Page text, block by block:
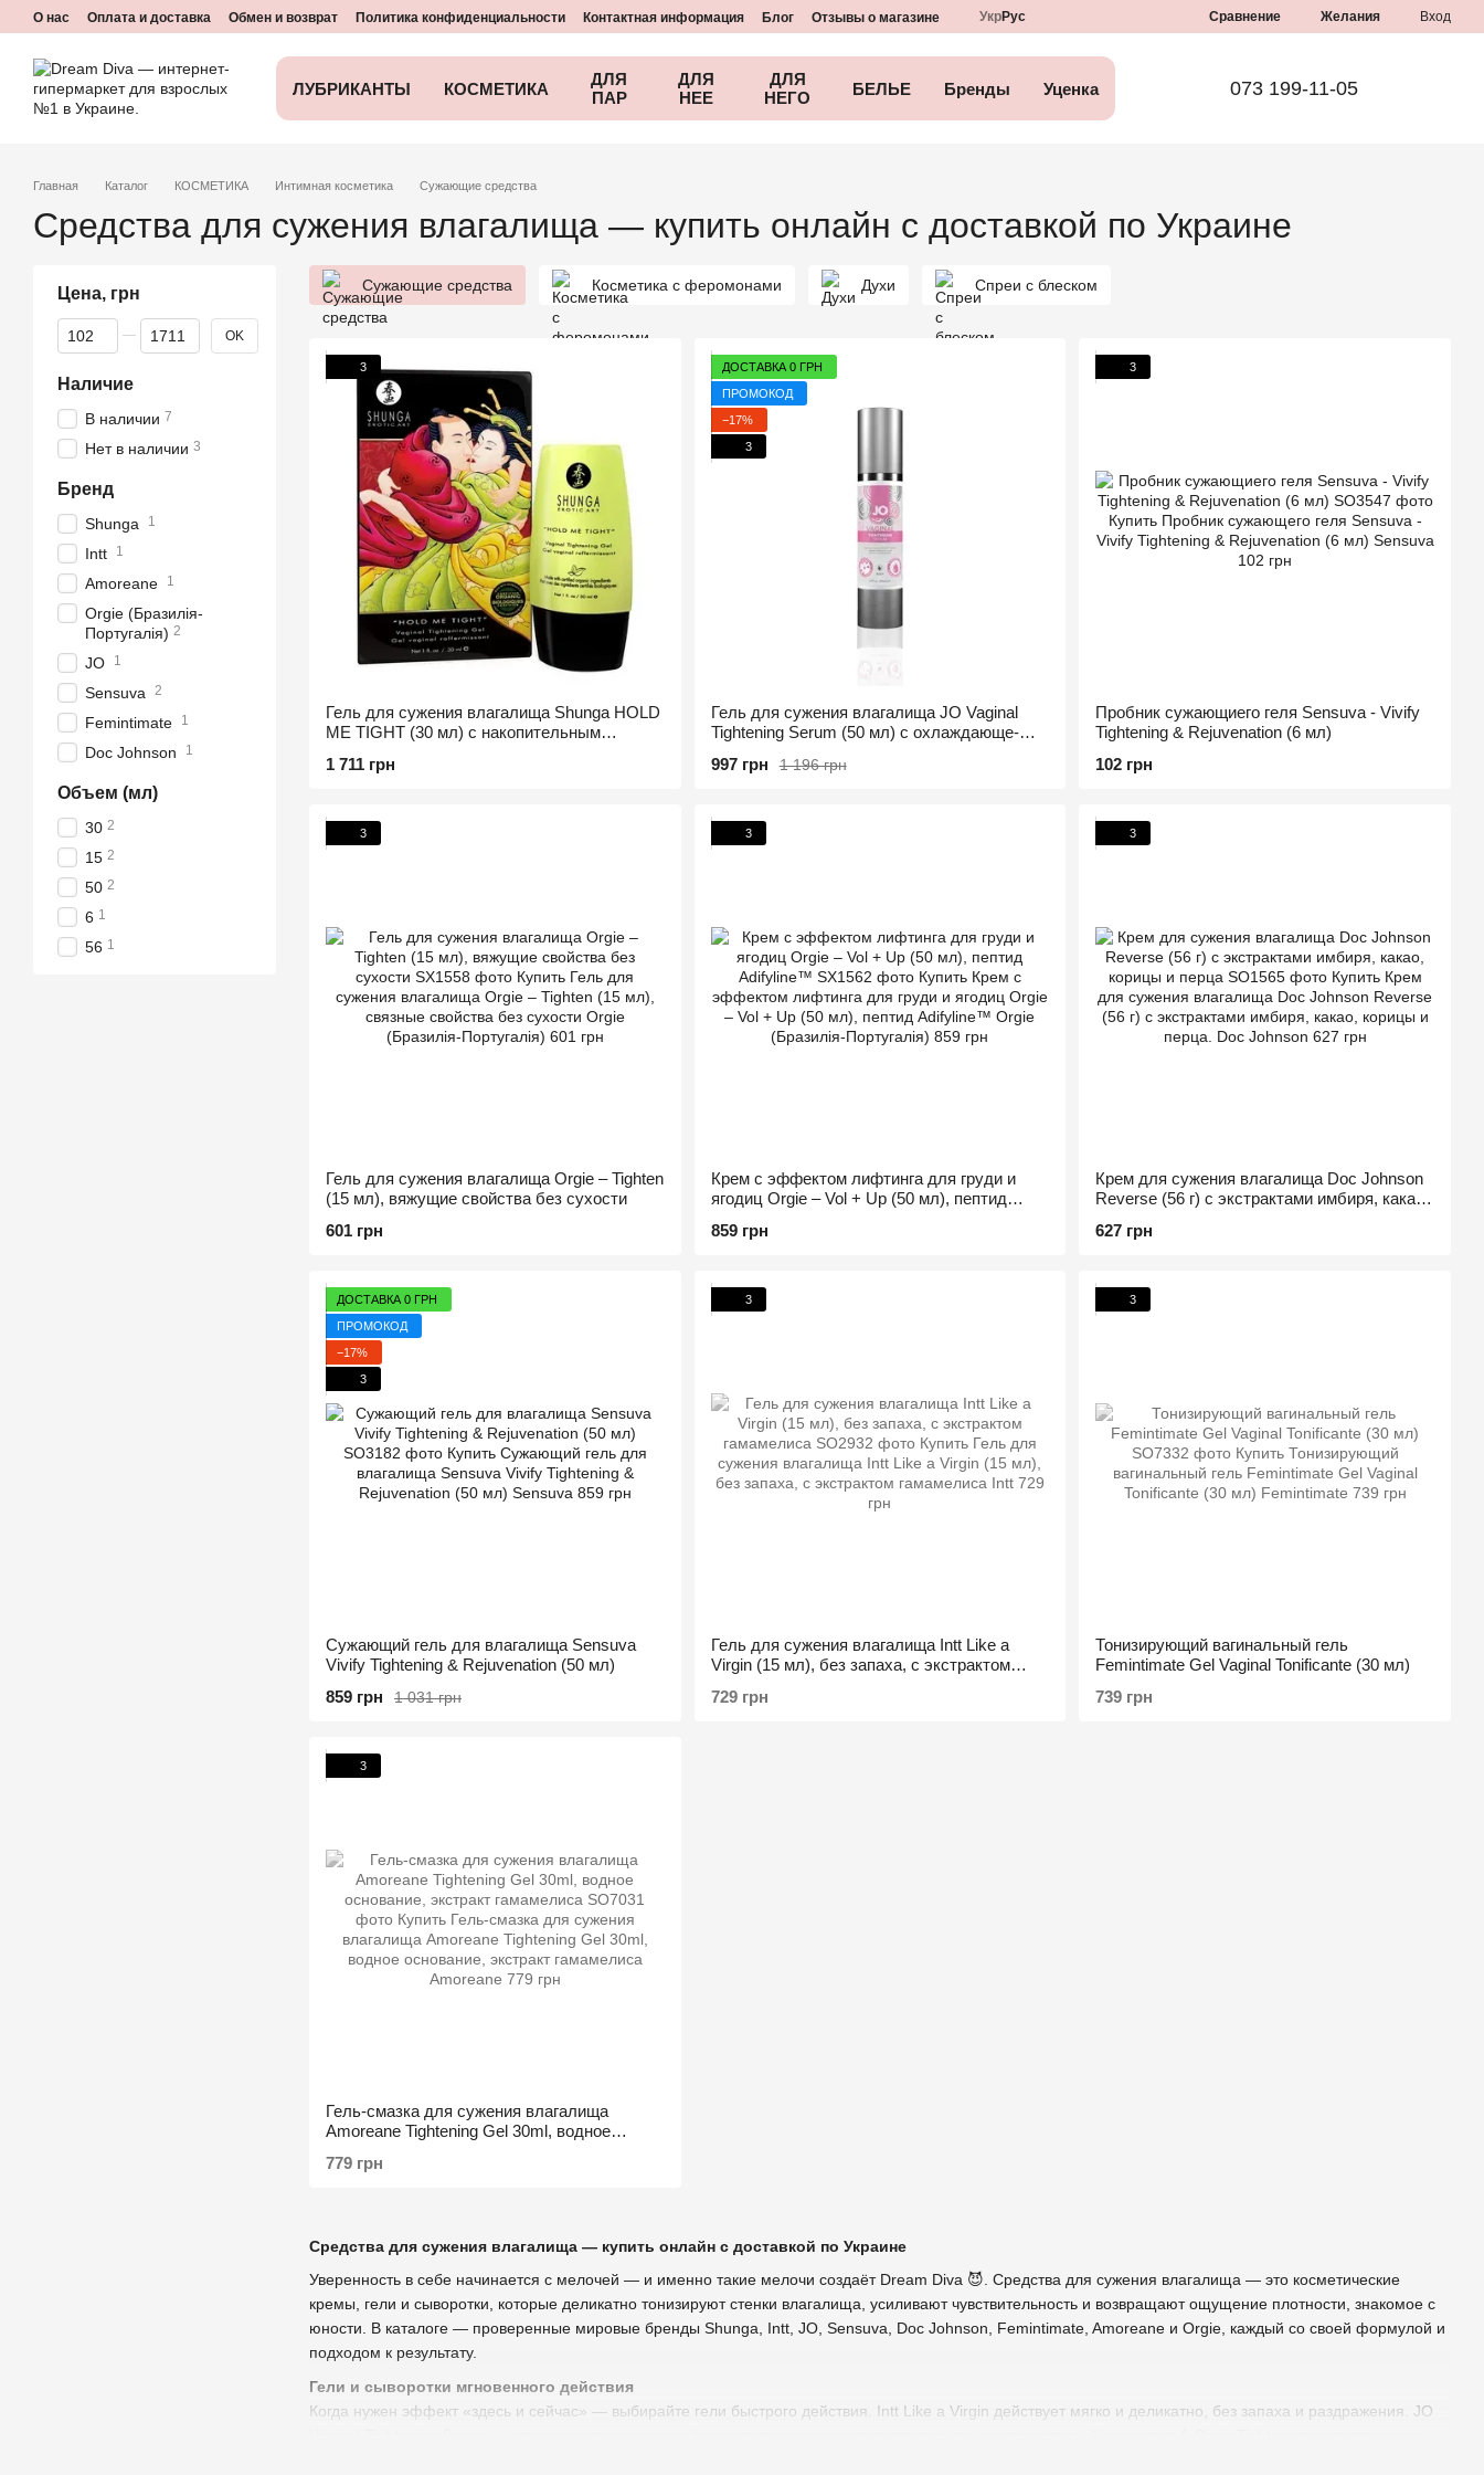
Перейти к основному контенту
О нас Оплата и доставка Обмен и возврат Политика конфиденциальности Контактная информация Блог Отзывы о магазине УкрРус Сравнение Желания Вход
ЛУБРИКАНТЫ КОСМЕТИКА
ДЛЯ
ПАР
ДЛЯ
НЕЕ
ДЛЯ
НЕГО
БЕЛЬЕ Бренды Уценка 073 199-11-05
Главная Каталог КОСМЕТИКА Интимная косметика Сужающие средства
Средства для сужения влагалища — купить онлайн с доставкой по Украине
Сужающие средства Косметика с феромонами Духи Спреи с блеском
Средства для сужения влагалища — купить онлайн с доставкой по Украине
Уверенность в себе начинается с мелочей — и именно такие мелочи создаёт Dream Diva 😈. Средства для сужения влагалища — это косметические
кремы, гели и сыворотки, которые деликатно тонизируют стенки влагалища, усиливают чувствительность и возвращают ощущение плотности, знакомое с
юности. В каталоге — проверенные мировые бренды Shunga, Intt, JO, Sensuva, Doc Johnson, Femintimate, Amoreane и Orgie, каждый со своей формулой и
подходом к результату.
Гели и сыворотки мгновенного действия
Когда нужен эффект «здесь и сейчас» — выбирайте гели быстрого действия. Intt Like a Virgin действует мягко и деликатно, без запаха и раздражения. JO
3
Гель для сужения влагалища Shunga HOLD
ME TIGHT (30 мл) с накопительным
1 711 грн
ДОСТАВКА 0 ГРН
ПРОМОКОД
−17%
3
Гель для сужения влагалища JO Vaginal
Tightening Serum (50 мл) с охлаждающе-
1 196 грн
997 грн
3
Пробник сужающиего геля Sensuva - Vivify
Tightening & Rejuvenation (6 мл)
102 грн
3
Гель для сужения влагалища Orgie – Tighten
(15 мл), вяжущие свойства без сухости
601 грн
3
Крем с эффектом лифтинга для груди и
ягодиц Orgie – Vol + Up (50 мл), пептид
859 грн
3
Крем для сужения влагалища Doc Johnson
Reverse (56 г) с экстрактами имбиря, какао,
627 грн
ДОСТАВКА 0 ГРН
ПРОМОКОД
−17%
3
Сужающий гель для влагалища Sensuva
Vivify Tightening & Rejuvenation (50 мл)
1 031 грн
859 грн
3
Гель для сужения влагалища Intt Like a
Virgin (15 мл), без запаха, с экстрактом
729 грн
3
Тонизирующий вагинальный гель
Femintimate Gel Vaginal Tonificante (30 мл)
739 грн
3
Гель-смазка для сужения влагалища
Amoreane Tightening Gel 30ml, водное
779 грн
Цена, грн
От Цена, грн
До Цена, грн OK
Наличие
В наличии 7
Нет в наличии 3
Бренд
Shunga 1
Intt 1
Amoreane 1
Orgie (Бразилія-
Португалія) 2
JO 1
Sensuva 2
Femintimate 1
Doc Johnson 1
Объем (мл)
30 2
15 2
50 2
6 1
56 1